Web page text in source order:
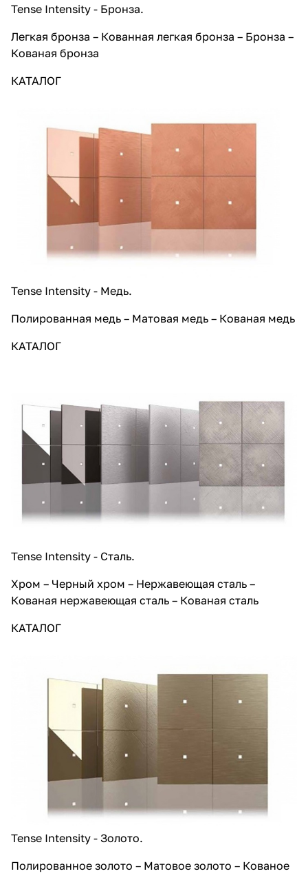
Tense Intensity - Бронза.
Легкая бронза – Кованная легкая бронза – Бронза –
Кованая бронза
КАТАЛОГ
Tense Intensity - Медь.
Полированная медь – Матовая медь – Кованая медь
КАТАЛОГ
Tense Intensity - Сталь.
Хром – Черный хром – Нержавеющая сталь –
Кованая нержавеющая сталь – Кованая сталь
КАТАЛОГ
Tense Intensity - Золото.
Полированное золото – Матовое золото – Кованое